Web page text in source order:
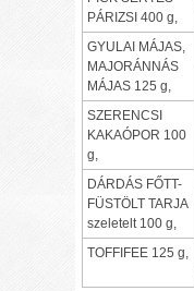
PÁRIZSI 400 g,
GYULAI MÁJAS,
MAJORÁNNÁS
MÁJAS 125 g,
SZERENCSI
KAKAÓPOR 100
g,
DÁRDÁS FŐTT-
FÜSTÖLT TARJA
szeletelt 100 g,
TOFFIFEE 125 g,